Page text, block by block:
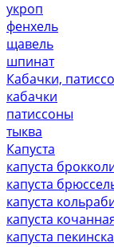
укроп
фенхель
щавель
шпинат
Кабачки,
кабачки
патиссоны
тыква
Капуста
капуста
капуста
капуста
капуста
капуста